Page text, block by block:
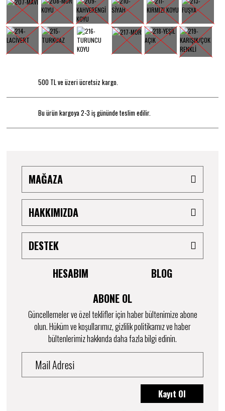
500 TL ve üzeri ücretsiz kargo.
Bu ürün kargoya 2-3 iş gününde teslim edilir.
MAĞAZA
HAKKIMIZDA
DESTEK
HESABIM
BLOG
ABONE OL
Güncellemeler ve özel teklifler için haber bültenimize abone
olun. Hüküm ve koşullarımız, gizlilik politikamız ve haber
bültenlerimiz hakkında daha fazla bilgi edinin.
Kayıt Ol